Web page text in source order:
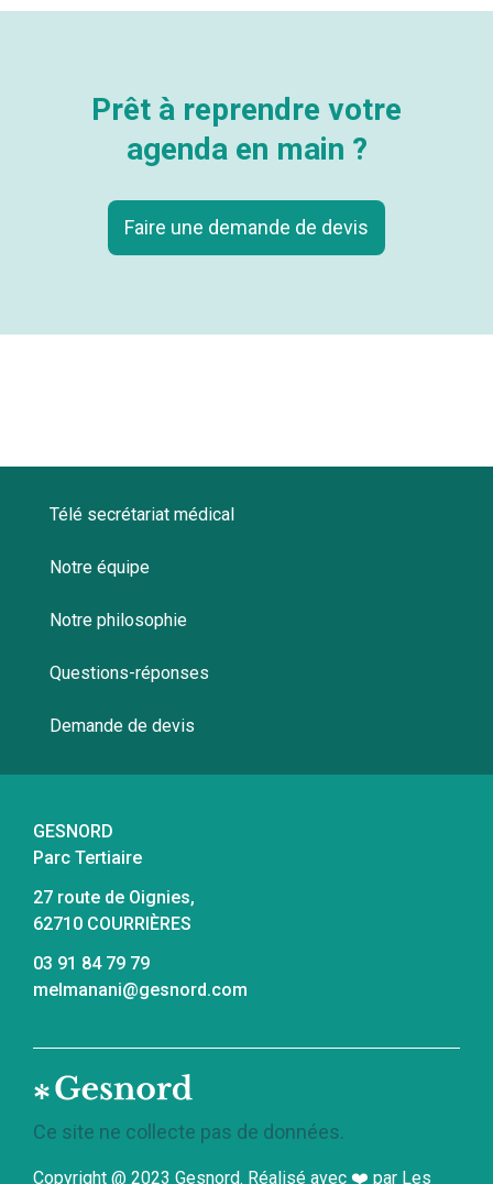
Prêt à reprendre votre
agenda en main ?
Faire une demande de devis
Télé secrétariat médical
Notre équipe
Notre philosophie
Questions-réponses
Demande de devis
GESNORD
Parc Tertiaire
27 route de Oignies,
62710 COURRIÈRES
03 91 84 79 79
melmanani@gesnord.com
Ce site ne collecte pas de données.
Copyright @ 2023 Gesnord. Réalisé avec ❤️ par Les